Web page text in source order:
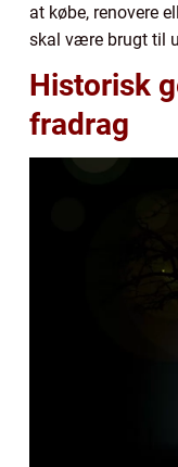
at købe, renovere
skal være brugt til
Historisk
fradrag